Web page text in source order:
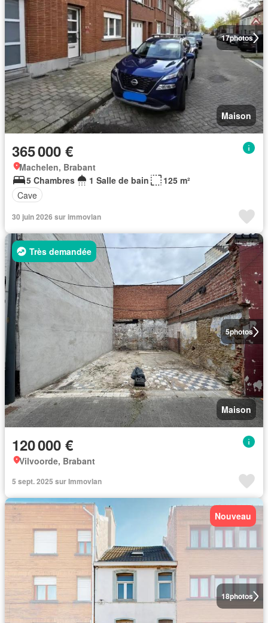
17photos
Maison
365 000 €
Machelen, Brabant
5 Chambres
1 Salle de bain
125 m²
Cave
30 juin 2026 sur immovlan
5photos
Très demandée
Maison
120 000 €
Vilvoorde, Brabant
5 sept. 2025 sur Immovlan
18photos
Nouveau